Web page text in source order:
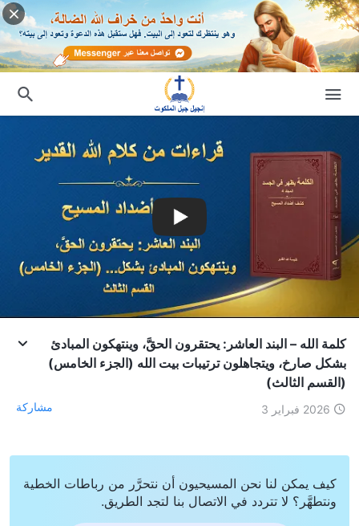
كلمة الله – البند العاشر: يحتقرون الحقَّ، وينتهكون المبادئ
بشكل صارخ، ويتجاهلون ترتيبات بيت الله (الجزء الخامس)
(القسم الثالث)
2026 فبراير 3 مشاركة
كيف يمكن لنا نحن المسيحيون أن نتحرَّر من رباطات الخطية
ونتطهَّر؟ لا تتردد في الاتصال بنا لتجد الطريق.